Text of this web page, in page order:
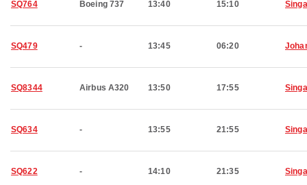
SQ764 Boeing 737 13:40 15:10
SQ479 - 13:45 06:20
SQ8344 Airbus A320 13:50 17:55
SQ634 - 13:55 21:55
SQ622 - 14:10 21:35